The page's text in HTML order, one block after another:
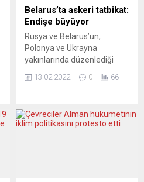
yana görülen en kötü ve
ölümcül şiddeti” yaşadığı
belirtildi. “Dera...
Belarus’ta askeri tatbikat:
Endişe büyüyor
Rusya ve Belarus’un,
Polonya ve Ukrayna
yakınlarında düzenlediği
seslerin tonunu ve korkuları
Ukrayna’dan derhal
ayrılmaları çağrısında
13.02.2022 0 66